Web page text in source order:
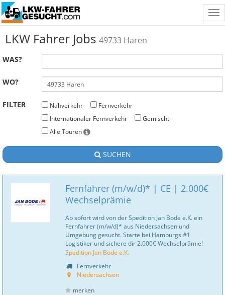
LKW Fahrer Jobs 49733 Haren
WAS?
WO?
FILTER Nahverkehr
Fernverkehr
Internationaler Fernverkehr
Gemischt
Alle Touren
SUCHEN
Fernfahrer (m/w/d)* | CE | 2.000€
Wechselprämie
Ab sofort wird von der Spedition Jan Bode e.K. ein
Fernfahrer (m/w/d)* aus Niedersachsen und
Umgebung gesucht. Starte bei Hamburgs #1
Logistiker und sichere dir 2.000€ Wechselprämie!
Spedition Jan Bode e.K.
Fernverkehr
Niedersachsen
merken